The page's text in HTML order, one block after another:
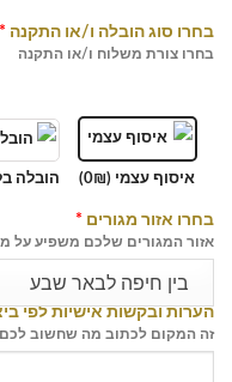
בחרו סוג הובלה ו/או התקנה *
בחרו צורת משלוח ו/או התקנה
איסוף עצמי (0₪) הובלה
בחרו אזור מגורים *
אזור המגורים שלכם משפיע על
בין חיפה לבאר שבע
הערות ובקשות אישיות לפי
זה המקום לכתוב מה שחשוב